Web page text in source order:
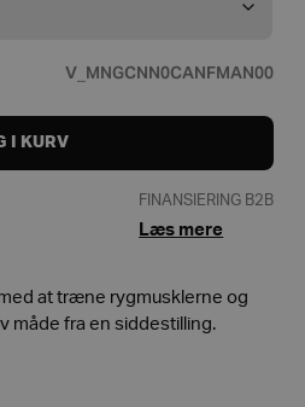
V_MNGCNN0CANFMAN00
I KURV
FINANSIERING B2B
Læs mere
at træne rygmusklerne og
måde fra en siddestilling.